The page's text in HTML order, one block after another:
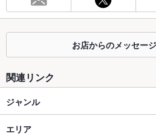
最大宴会収
－
座敷
掘りごたつ
カウンター
お店からのメッセー
関連リンク
ジャンル
中華
エリア